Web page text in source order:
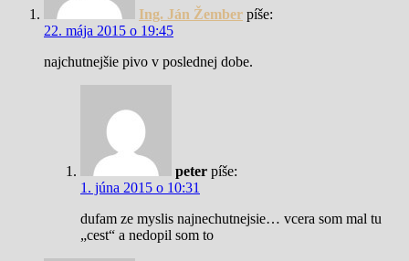
Ing. Ján Žember píše:
22. mája 2015 o 19:45
najchutnejšie pivo v poslednej dobe.
peter píše:
1. júna 2015 o 10:31
dufam ze myslis najnechutnejsie… vcera som mal tu
„cest“ a nedopil som to